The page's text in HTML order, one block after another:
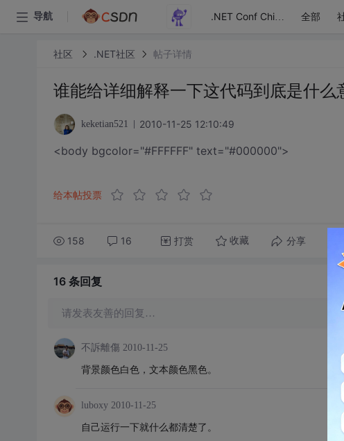
导航 .NET Conf China 全部
社区 .NET社区 帖子详情
谁能给详细解释一下这代码到底是什么
keketian521 2010-11-25 12:10:49
<body bgcolor="#FFFFFF" text="#000000">
给本帖投票
158 16 打赏 收藏 分享
16 条回复
请发表友善的回复…
不訴離傷 2010-11-25
背景颜色白色，文本颜色黑色。
luboxy 2010-11-25
自己运行一下就什么都清楚了。